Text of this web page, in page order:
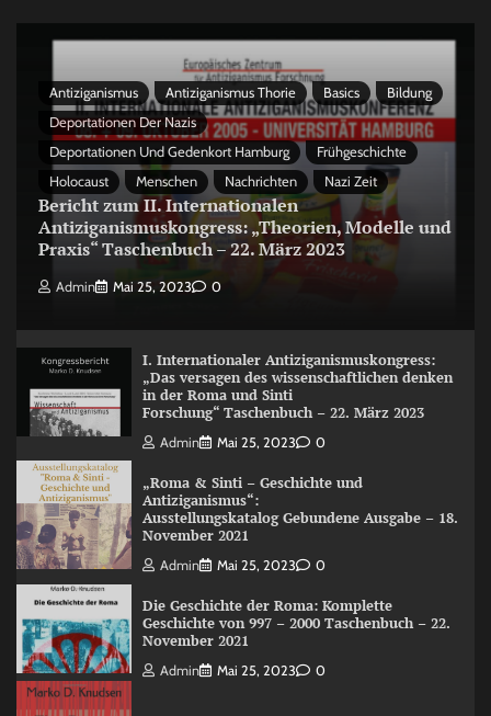
Antiziganismus Antiziganismus Thorie Basics
Bildung
Deportationen Der Nazis
Deportationen Und Gedenkort Hamburg
Frühgeschichte
Holocaust
Menschen Nachrichten Nazi Zeit
Bericht zum II. Internationalen
Antiziganismuskongress: „Theorien, Modelle und
Praxis“ Taschenbuch – 22. März 2023
Admin Mai 25, 2023 0
I. Internationaler Antiziganismuskongress:
„Das versagen des wissenschaftlichen denken
in der Roma und Sinti
Forschung“ Taschenbuch – 22. März 2023
Admin Mai 25, 2023 0
„Roma & Sinti – Geschichte und
Antiziganismus“:
Ausstellungskatalog Gebundene Ausgabe – 18.
November 2021
Admin Mai 25, 2023 0
Die Geschichte der Roma: Komplette
Geschichte von 997 – 2000 Taschenbuch – 22.
November 2021
Admin Mai 25, 2023 0